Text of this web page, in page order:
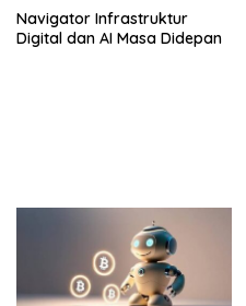
Navigator Infrastruktur
Digital dan AI Masa Didepan